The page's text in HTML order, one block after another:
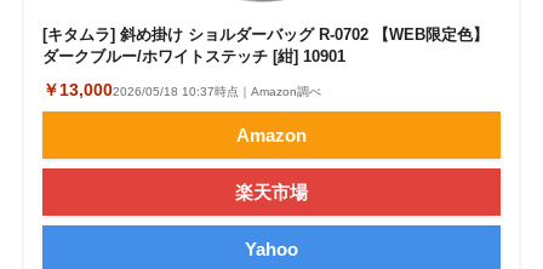
[キタムラ] 斜め掛け ショルダーバッグ R-0702 【WEB限定色】
ダークブルー/ホワイトステッチ [紺] 10901
￥13,0002026/05/18 10:37時点｜Amazon調べ
Amazon
楽天市場
Yahoo